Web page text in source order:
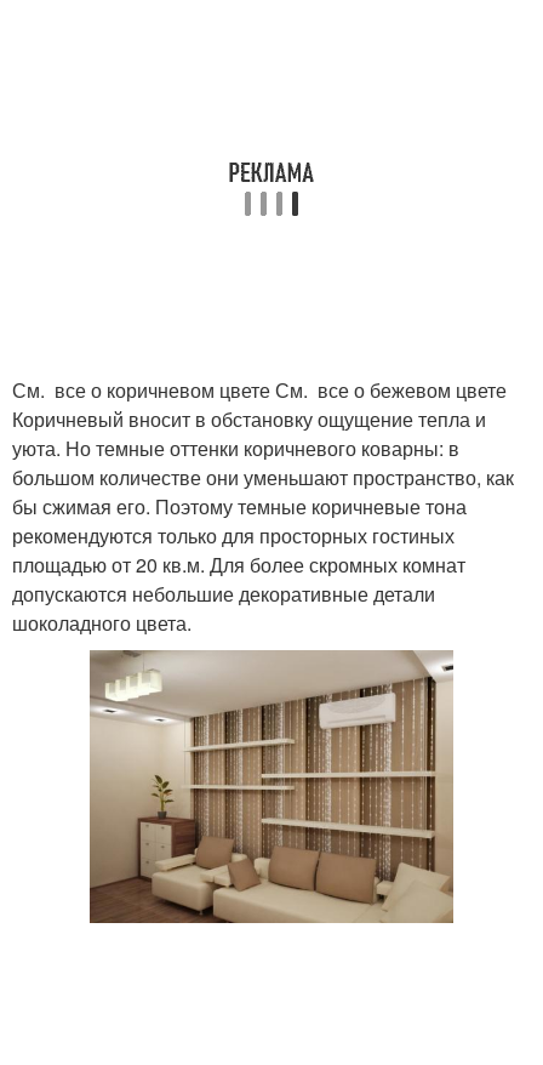
См. все о коричневом цвете См. все о бежевом цвете
Коричневый вносит в обстановку ощущение тепла и
уюта. Но темные оттенки коричневого коварны: в
большом количестве они уменьшают пространство, как
бы сжимая его. Поэтому темные коричневые тона
рекомендуются только для просторных гостиных
площадью от 20 кв.м. Для более скромных комнат
допускаются небольшие декоративные детали
шоколадного цвета.